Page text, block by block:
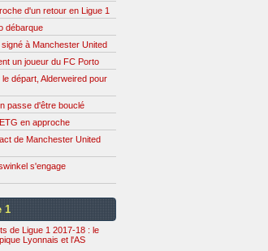
d'un retour en Ligue 1
débarque
à Manchester United
un joueur du FC Porto
départ, Alderweired pour
passe d'être bouclé
en approche
de Manchester United
s'engage
1
de Ligue 1 2017-18 : le
Lyonnais et l'AS